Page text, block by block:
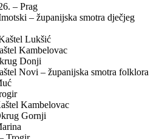
– Prag
– županijska smotra dječjeg
Lukšić
Kambelovac
Donji
Novi – županijska smotra folklora
Kambelovac
Gornji